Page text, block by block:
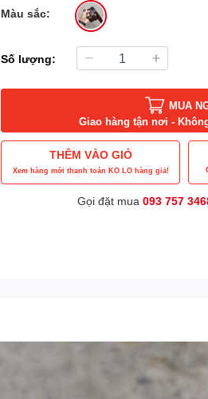
Màu sắc:
Số lượng:
MUA
Giao hàng tận nơi -
THÊM VÀO GIỎ
Xem hàng mới thanh toán KO LO hàng giả!
Gọi đặt mua 093 757